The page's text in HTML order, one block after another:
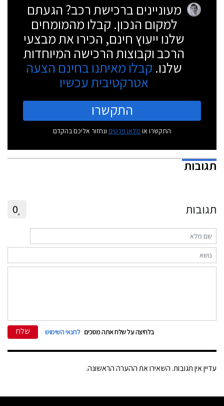
מעוניינים ברכישת רכב? הגעתם
למקום הנכון. קבלו מהמומחים
שלנו ייעוץ חינם, הכירו את מבצעי
הרכב וקבוצות הרכישה המיוחדות
שלנו. קבלו מאיתנו בחינם הצעה
אטרקטיבית עכשיו
התקשרו
התקשרו או מלאו פרטים ונחזור אליכם בהקדם
תגובות
תגובות 0
בלחיצה על שלח אתה מסכים לתנאי השימוש שלח
עדיין אין תגובות. השאירו את ההערה הראשונה.